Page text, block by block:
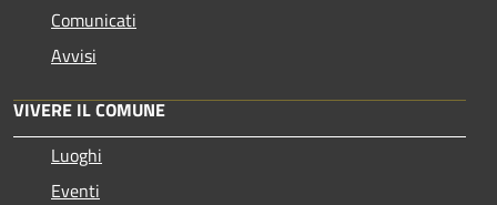
Comunicati
Avvisi
VIVERE IL COMUNE
Luoghi
Eventi